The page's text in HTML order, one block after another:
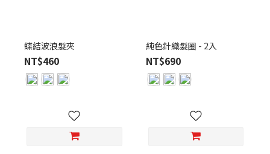
蝶結波浪髮夾
NT$460
純色針織髮圈 - 2入
NT$690